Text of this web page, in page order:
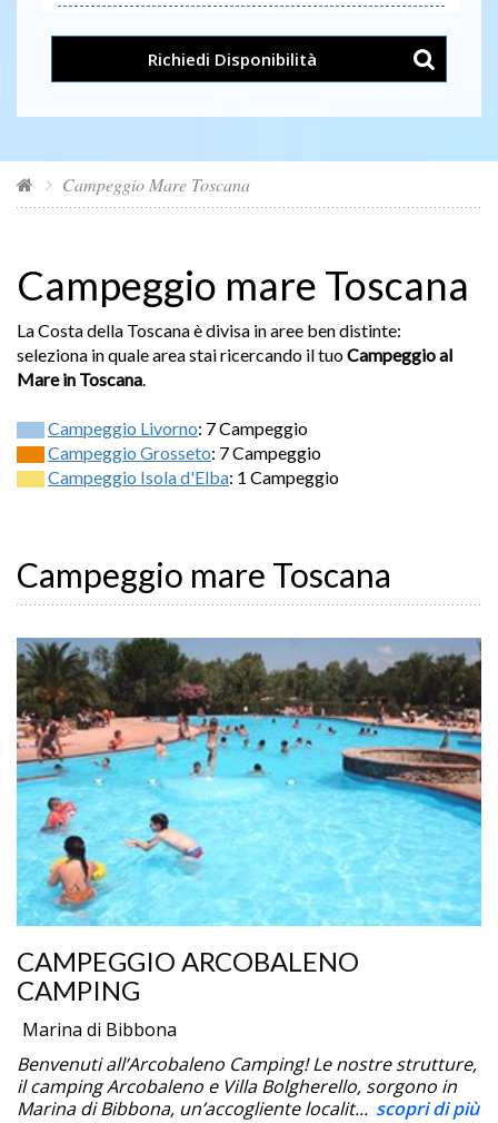
Richiedi Disponibilità
Campeggio Mare Toscana
Campeggio mare Toscana
La Costa della Toscana è divisa in aree ben distinte:
seleziona in quale area stai ricercando il tuoCampeggio al
Mare in Toscana
Campeggio Livorno: 7 Campeggio
Campeggio Grosseto: 7 Campeggio
Campeggio Isola d'Elba: 1 Campeggio
Campeggio mare Toscana
CAMPEGGIO ARCOBALENO
CAMPING
Marina di Bibbona
Benvenuti all’Arcobaleno Camping! Le nostre strutture,
il camping Arcobaleno e Villa Bolgherello, sorgono in
Marina di Bibbona, un’accogliente localit... scopri di più